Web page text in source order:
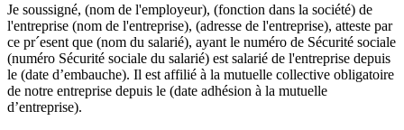
Je soussigné, (nom de l'employeur), (fonction dans la société) de
l'entreprise (nom de l'entreprise), (adresse de l'entreprise), atteste par
ce pr´esent que (nom du salarié), ayant le numéro de Sécurité sociale
(numéro Sécurité sociale du salarié) est salarié de l'entreprise depuis
le (date d’embauche). Il est affilié à la mutuelle collective obligatoire
de notre entreprise depuis le (date adhésion à la mutuelle
d’entreprise).